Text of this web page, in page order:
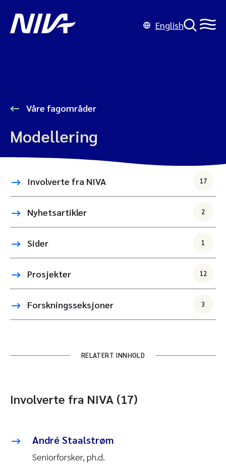
English
Våre fagområder
Modellering
Involverte fra NIVA 17
Nyhetsartikler 2
Sider 1
Prosjekter 12
Forskningsseksjoner 3
RELATERT INNHOLD
Involverte fra NIVA (17)
André Staalstrøm
Seniorforsker, ph.d.